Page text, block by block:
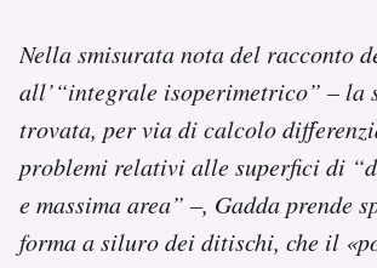
Nella smisurata nota del racconto
all’“integrale isoperimetrico” – la
trovata, per via di calcolo
problemi relativi alle superfici di
e massima area” –, Gadda prende
forma a siluro dei ditischi, che il